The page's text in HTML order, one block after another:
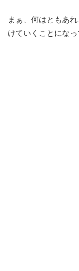
まぁ、何はともあ
けていくことになっ